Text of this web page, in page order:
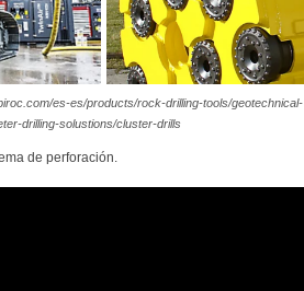
es-es/products/rock-drilling-tools/geotechnical-
drilling-solustions/cluster-drills
de perforación.